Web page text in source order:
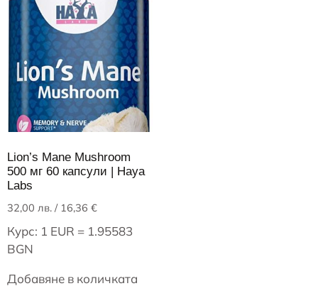
Lion’s Mane Mushroom
500 мг 60 капсули | Haya
Labs
32,00 лв. / 16,36 €
Курс: 1 EUR = 1.95583
BGN
Добавяне в количката